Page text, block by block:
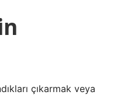
çıkarmak veya